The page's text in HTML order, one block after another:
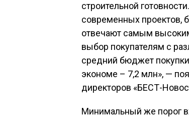
строительной
современных проектов,
отвечают самым
выбор покупателям с
средний бюджет
экономе – 7,2 млн», —
директоров «БЕСТ-
Минимальный же порог